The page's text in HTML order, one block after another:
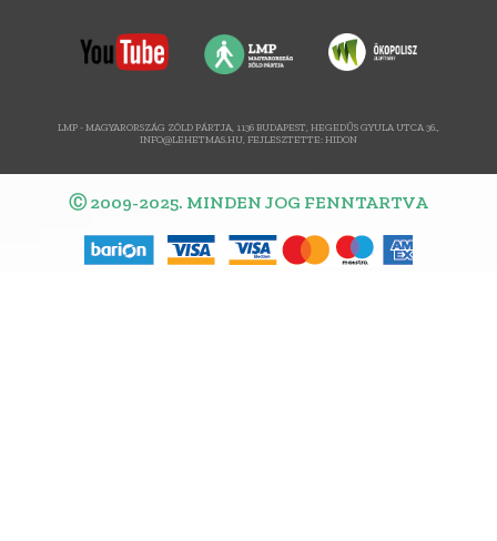
LMP - MAGYARORSZÁG ZÖLD PÁRTJA, 1136 BUDAPEST, HEGEDŰS GYULA UTCA 36.,
INFO@LEHETMAS.HU, FEJLESZTETTE:HIDON
Ⓒ 2009-2025. MINDEN JOG FENNTARTVA